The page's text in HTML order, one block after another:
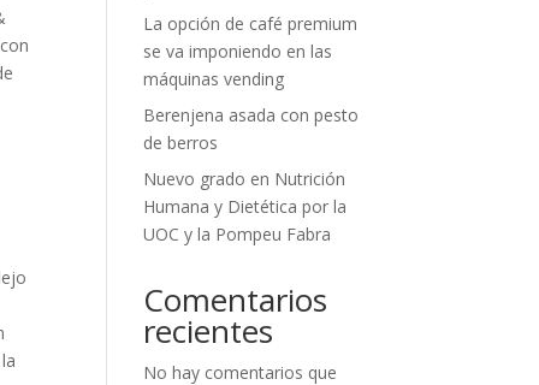
La opción de café premium
se va imponiendo en las
máquinas vending
Berenjena asada con pesto
de berros
Nuevo grado en Nutrición
Humana y Dietética por la
UOC y la Pompeu Fabra
Comentarios
recientes
No hay comentarios que